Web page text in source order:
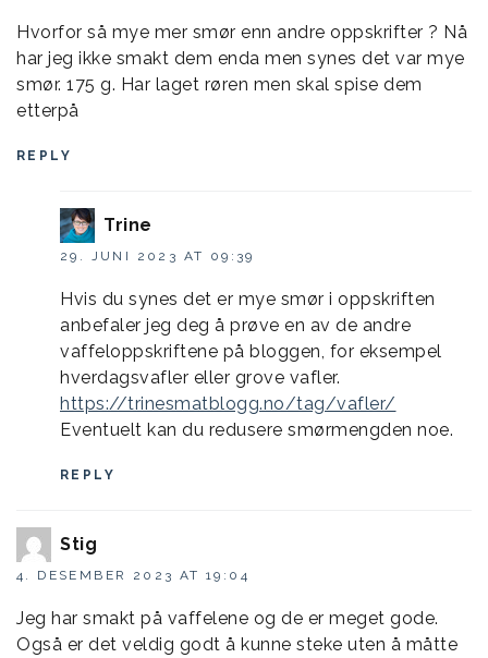
Hvorfor så mye mer smør enn andre oppskrifter ? Nå
har jeg ikke smakt dem enda men synes det var mye
smør. 175 g. Har laget røren men skal spise dem
etterpå
REPLY
Trine
29. JUNI 2023 AT 09:39
Hvis du synes det er mye smør i oppskriften
anbefaler jeg deg å prøve en av de andre
vaffeloppskriftene på bloggen, for eksempel
hverdagsvafler eller grove vafler.
https://trinesmatblogg.no/tag/vafler/
Eventuelt kan du redusere smørmengden noe.
REPLY
Stig
4. DESEMBER 2023 AT 19:04
Jeg har smakt på vaffelene og de er meget gode.
Også er det veldig godt å kunne steke uten å måtte